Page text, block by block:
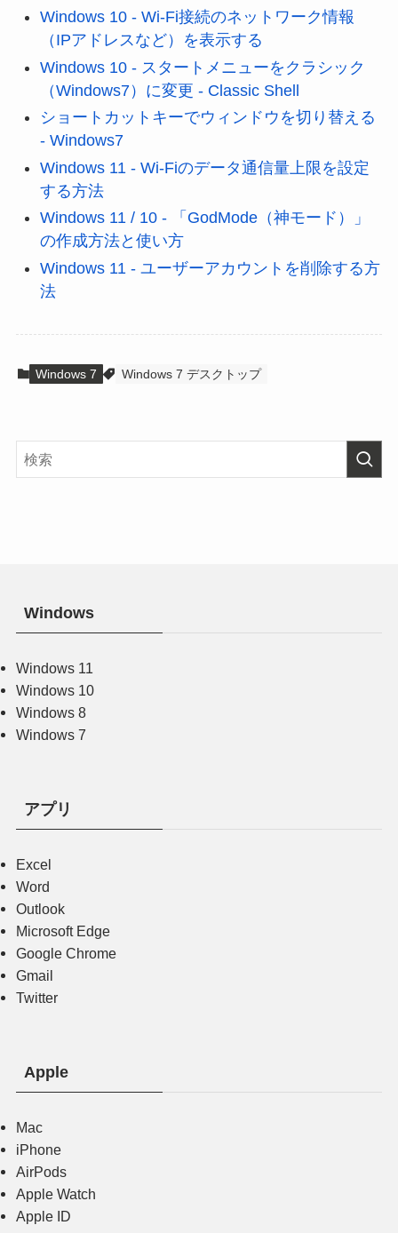
Windows 10 - Wi-Fi接続のネットワーク情報
（IPアドレスなど）を表示する
Windows 10 - スタートメニューをクラシック
（Windows7）に変更 - Classic Shell
ショートカットキーでウィンドウを切り替える
- Windows7
Windows 11 - Wi-Fiのデータ通信量上限を設定
する方法
Windows 11 / 10 - 「GodMode（神モード）」
の作成方法と使い方
Windows 11 - ユーザーアカウントを削除する方
法
Windows 7 Windows 7 デスクトップ
Windows
Windows 11
Windows 10
Windows 8
Windows 7
アプリ
Excel
Word
Outlook
Microsoft Edge
Google Chrome
Gmail
Twitter
Apple
Mac
iPhone
AirPods
Apple Watch
Apple ID